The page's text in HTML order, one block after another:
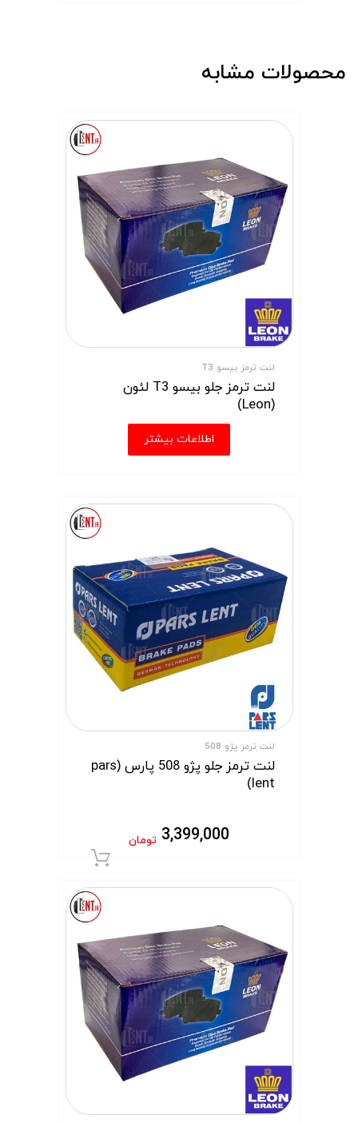
محصولات مشابه
لنت ترمز بیسو T3
لنت ترمز جلو بیسو T3 لئون
(Leon)
اطلاعات بیشتر
لنت ترمز پژو 508
لنت ترمز جلو پژو 508 پارس (pars
lent)
3,399,000 تومان